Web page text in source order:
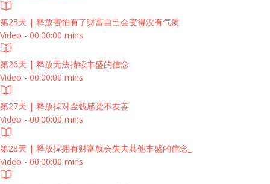
第25天 | 释放害怕有了财富自己会变得没有气质
Video - 00:00:00 mins
第26天 | 释放无法持续丰盛的信念
Video - 00:00:00 mins
第27天 | 释放掉对金钱感觉不友善
Video - 00:00:00 mins
第28天 | 释放掉拥有财富就会失去其他丰盛的信念_
Video - 00:00:00 mins